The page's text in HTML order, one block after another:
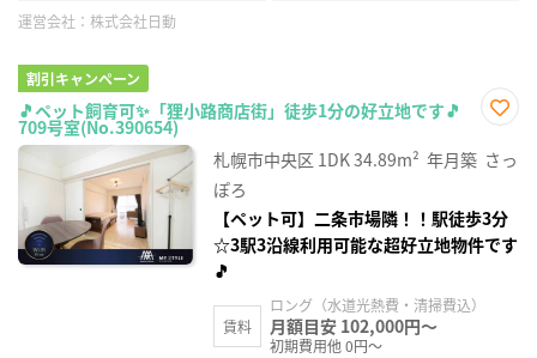
運営会社： 株式会社日動
割引キャンペーン
🎵ペット飼育可✨「狸小路商店街」徒歩1分の好立地です🎵
709号室(No.390654)
に入
り登
札幌市中央区 1DK34.89m² 年月築 さっ
ぽろ
【ペット可】二条市場隣！！駅徒歩3分
☆3駅3沿線利用可能な超好立地物件です
🎵
賃料
ロング（水道光熱費・清掃費込）
月額目安 102,000円～
初期費用他 0円～